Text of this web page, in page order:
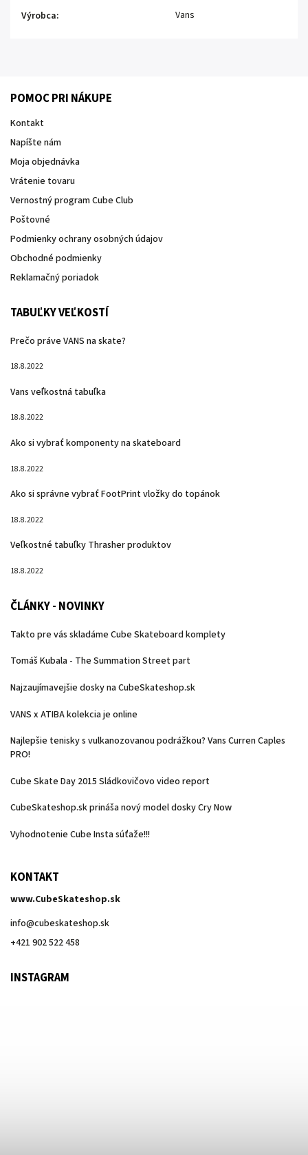
Výrobca: Vans
POMOC PRI NÁKUPE
Kontakt
Napíšte nám
Moja objednávka
Vrátenie tovaru
Vernostný program Cube Club
Poštovné
Podmienky ochrany osobných údajov
Obchodné podmienky
Reklamačný poriadok
TABUĽKY VEĽKOSTÍ
Prečo práve VANS na skate?
18.8.2022
Vans veľkostná tabuľka
18.8.2022
Ako si vybrať komponenty na skateboard
18.8.2022
Ako si správne vybrať FootPrint vložky do topánok
18.8.2022
Veľkostné tabuľky Thrasher produktov
18.8.2022
ČLÁNKY - NOVINKY
Takto pre vás skladáme Cube Skateboard komplety
Tomáš Kubala - The Summation Street part
Najzaujímavejšie dosky na CubeSkateshop.sk
VANS x ATIBA kolekcia je online
Najlepšie tenisky s vulkanozovanou podrážkou? Vans Curren Caples
PRO!
Cube Skate Day 2015 Sládkovičovo video report
CubeSkateshop.sk prináša nový model dosky Cry Now
Vyhodnotenie Cube Insta súťaže!!!
KONTAKT
www.CubeSkateshop.sk
info@cubeskateshop.sk
+421 902 522 458
INSTAGRAM